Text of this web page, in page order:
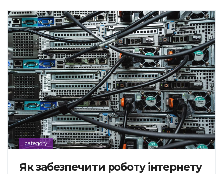
category
Як забезпечити роботу інтернету